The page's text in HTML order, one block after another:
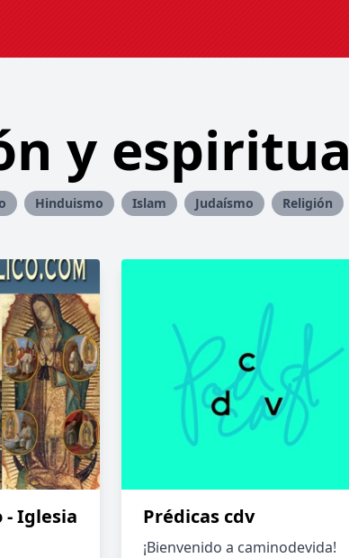
y
Hinduismo Islam Judaísmo Religión
- Iglesia
Prédicas cdv
¡Bienvenido a caminodevida!